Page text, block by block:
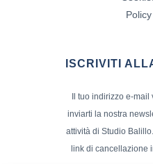
ISCRIVITI
Il tuo indirizzo e-mail
inviarti la nostra
attività di Studio
link di cancellazione